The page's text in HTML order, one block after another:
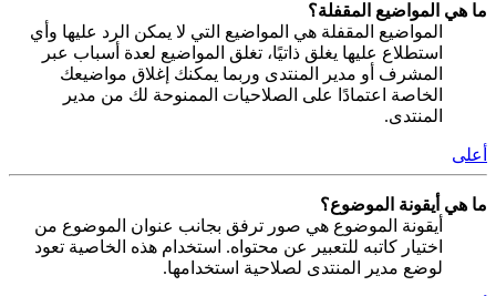
ما هي المواضيع المقفلة؟
المواضيع المقفلة هي المواضيع التي لا يمكن الرد عليها وأي
استطلاع عليها يغلق ذاتيًا، تغلق المواضيع لعدة أسباب عبر
المشرف أو مدير المنتدى وربما يمكنك إغلاق مواضيعك
الخاصة اعتمادًا على الصلاحيات الممنوحة لك من مدير
المنتدى.
أعلى
ما هي أيقونة الموضوع؟
أيقونة الموضوع هي صور ترفق بجانب عنوان الموضوع من
اختيار كاتبه للتعبير عن محتواه. استخدام هذه الخاصية تعود
لوضع مدير المنتدى لصلاحية استخدامها.